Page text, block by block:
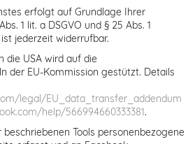
erfolgt auf Grundlage Ihrer
1 lit. a DSGVO und § 25 Abs. 1
jederzeit widerrufbar.
die USA wird auf die
der EU-Kommission gestützt. Details
legal/EU_data_transfer_addendum
help/566994660333381.
Tools personenbezogene